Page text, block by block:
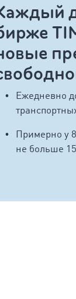
Ежедневно
Примерно у
не больше